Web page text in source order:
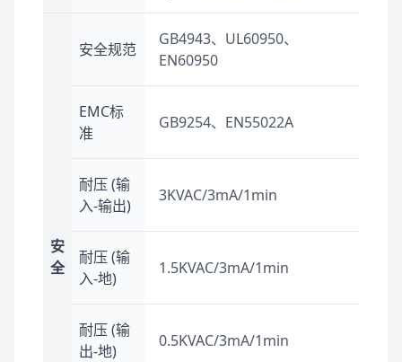
安
全
安全规范
GB4943、UL60950、
EN60950
EMC标
准
GB9254、EN55022A
耐压 (输
入-输出)
3KVAC/3mA/1min
耐压 (输
入-地)
1.5KVAC/3mA/1min
耐压 (输
出-地)
0.5KVAC/3mA/1min